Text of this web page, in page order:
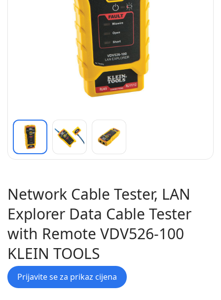
Network Cable Tester, LAN
Explorer Data Cable Tester
with Remote VDV526-100
KLEIN TOOLS
Prijavite se za prikaz cijena